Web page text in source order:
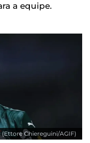
a equipe.
(Ettore Chiereguini/AGIF)